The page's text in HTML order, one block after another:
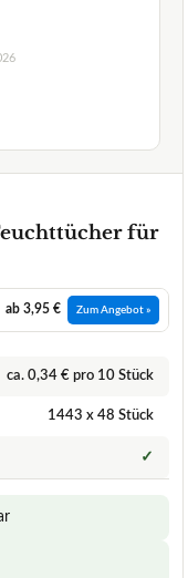
für
ab 3,95 € Zum Angebot »
ca. 0,34 € pro 10 Stück
1443 x 48 Stück
✓